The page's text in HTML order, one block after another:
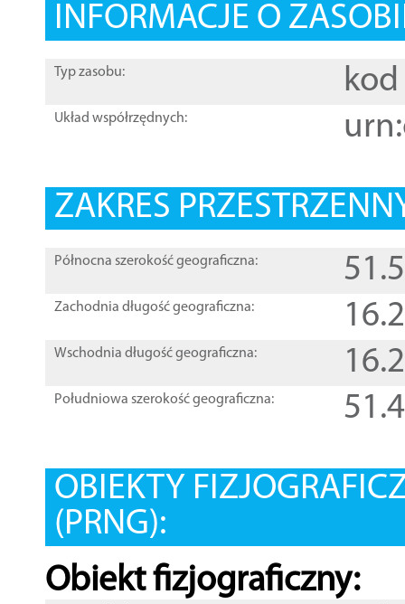
INFORMACJE O
Typ zasobu: kod
Układ współrzędnych:
ZAKRES
Północna szerokość geograficzna:
Zachodnia długość geograficzna:
Wschodnia długość geograficzna:
Południowa szerokość geograficzna:
OBIEKTY
(PRNG):
Obiekt fizjograficzny: